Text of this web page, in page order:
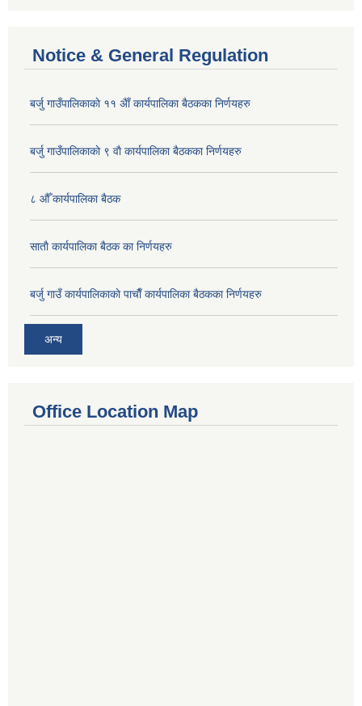
Notice & General Regulation
बर्जु गाउँपालिकाकाे ११ अैाँ कार्यपालिका बैठकका निर्णयहरु
बर्जु गाउँपालिकाकाे ९ वाै‌ कार्यपालिका बैठकका निर्णयहरु
८ औँ कार्यपालिका बैठक
साताै‌ कार्यपालिका बैठक का निर्णयहरु
बर्जु गाउँ कार्यपालिकाकाे पाचाै‌ँ कार्यपालिका बैठकका निर्णयहरु
अन्य
Office Location Map